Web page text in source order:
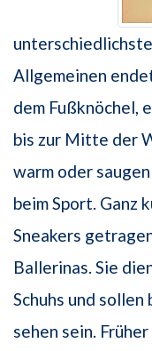
Allgemeinen
dem Fußknöchel,
bis zur Mitte der
warm oder
beim Sport. Ganz
Sneakers
Ballerinas. Sie
Schuhs und
sehen sein.